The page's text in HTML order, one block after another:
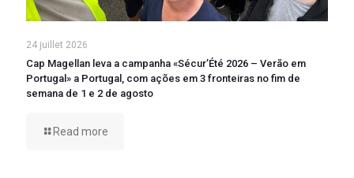
24 juillet 2026
Cap Magellan leva a campanha «Sécur’Été 2026 – Verão em
Portugal» a Portugal, com ações em 3 fronteiras no fim de
semana de 1 e 2 de agosto
Read more